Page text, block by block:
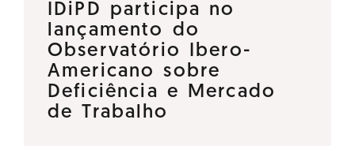
IDiPD participa no
lançamento do
Observatório Ibero-
Americano sobre
Deficiência e Mercado
de Trabalho